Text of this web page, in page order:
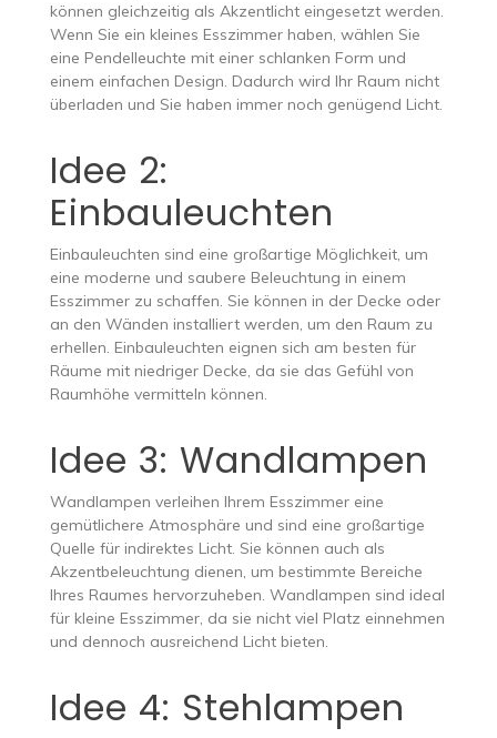
können gleichzeitig als Akzentlicht eingesetzt werden.
Wenn Sie ein kleines Esszimmer haben, wählen Sie
eine Pendelleuchte mit einer schlanken Form und
einem einfachen Design. Dadurch wird Ihr Raum nicht
überladen und Sie haben immer noch genügend Licht.
Idee 2:
Einbauleuchten
Einbauleuchten sind eine großartige Möglichkeit, um
eine moderne und saubere Beleuchtung in einem
Esszimmer zu schaffen. Sie können in der Decke oder
an den Wänden installiert werden, um den Raum zu
erhellen. Einbauleuchten eignen sich am besten für
Räume mit niedriger Decke, da sie das Gefühl von
Raumhöhe vermitteln können.
Idee 3: Wandlampen
Wandlampen verleihen Ihrem Esszimmer eine
gemütlichere Atmosphäre und sind eine großartige
Quelle für indirektes Licht. Sie können auch als
Akzentbeleuchtung dienen, um bestimmte Bereiche
Ihres Raumes hervorzuheben. Wandlampen sind ideal
für kleine Esszimmer, da sie nicht viel Platz einnehmen
und dennoch ausreichend Licht bieten.
Idee 4: Stehlampen